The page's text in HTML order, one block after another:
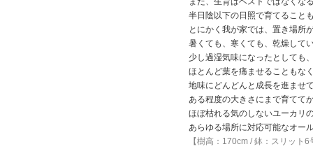
半日陰以下の日照で育てること
とにかく我が家では、置き場所
暑くても、寒くても、乾燥して
少し過湿気味になったとしても
ほとんど葉を痛ませることもな
地味にどんどんと成長を進ませ
ある程度の大きさにまで育てて
ほぼ枯れる気のしないユーカリ
あらゆる場所に対応可能なオー
【樹高：170cm / 鉢：スリット6